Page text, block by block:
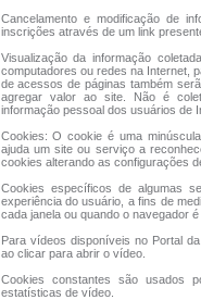
Cancelamento e modificação de
inscrições através de um link
Visualização da informação
computadores ou redes na Internet,
de acessos de páginas também
agregar valor ao site. Não é
informação pessoal dos usuários de
Cookies: O cookie é uma
ajuda um site ou serviço a
cookies alterando as configurações
Cookies específicos de algumas
experiência do usuário, a fins de
cada janela ou quando o navegador é
Para vídeos disponíveis no Portal
ao clicar para abrir o vídeo.
Cookies constantes são usados
estatísticas de vídeo.